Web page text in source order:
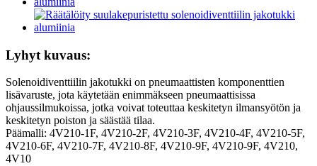
Lyhyt kuvaus:
Solenoidiventtiilin jakotukki on pneumaattisten komponenttien
lisävaruste, jota käytetään enimmäkseen pneumaattisissa
ohjaussilmukoissa, jotka voivat toteuttaa keskitetyn ilmansyötön ja
keskitetyn poiston ja säästää tilaa.
Päämalli: 4V210-1F, 4V210-2F, 4V210-3F, 4V210-4F, 4V210-5F,
4V210-6F, 4V210-7F, 4V210-8F, 4V210-9F, 4V210-9F, 4V210,
4V10